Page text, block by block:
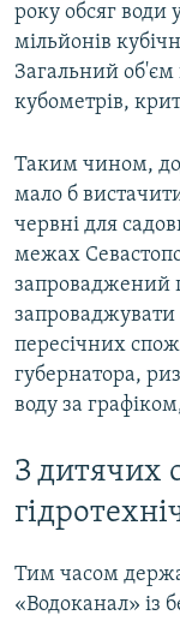
року обсяг
мільйонів
Загальний об'єм
кубометрів,
Таким чином,
мало б
червні для
межах
запроваджений
запроваджувати
пересічних
губернатора,
воду за
З дитячих
Тим часом
«Водоканал» із